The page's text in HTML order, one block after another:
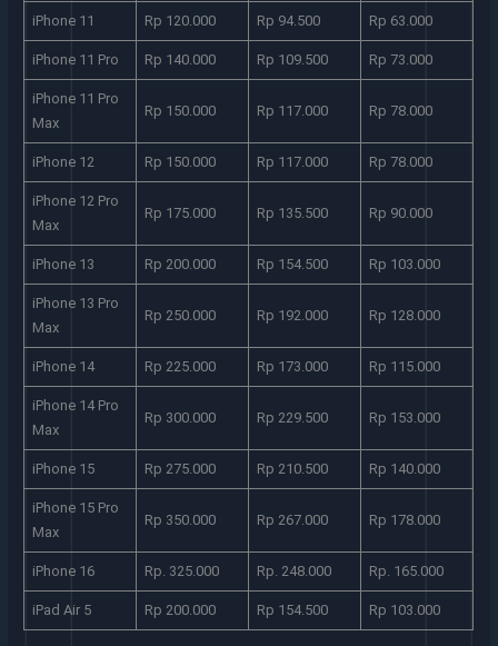
iPhone 11 Rp 120.000 Rp 94.500 Rp 63.000
iPhone 11 Pro Rp 140.000 Rp 109.500 Rp 73.000
iPhone 11 Pro
Max
Rp 150.000 Rp 117.000 Rp 78.000
iPhone 12 Rp 150.000 Rp 117.000 Rp 78.000
iPhone 12 Pro
Max
Rp 175.000 Rp 135.500 Rp 90.000
iPhone 13 Rp 200.000 Rp 154.500 Rp 103.000
iPhone 13 Pro
Max
Rp 250.000 Rp 192.000 Rp 128.000
iPhone 14 Rp 225.000 Rp 173.000 Rp 115.000
iPhone 14 Pro
Max
Rp 300.000 Rp 229.500 Rp 153.000
iPhone 15 Rp 275.000 Rp 210.500 Rp 140.000
iPhone 15 Pro
Max
Rp 350.000 Rp 267.000 Rp 178.000
iPhone 16 Rp. 325.000 Rp. 248.000 Rp. 165.000
iPad Air 5 Rp 200.000 Rp 154.500 Rp 103.000